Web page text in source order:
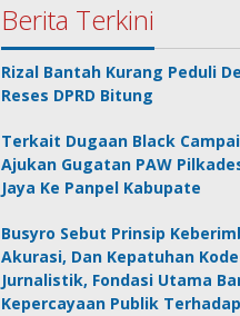
Berita Terkini
Rizal Bantah Kurang Peduli
Reses DPRD Bitung
Terkait Dugaan Black
Ajukan Gugatan PAW
Jaya Ke Panpel Kabupate
Busyro Sebut Prinsip
Akurasi, Dan Kepatuhan
Jurnalistik, Fondasi Utama
Kepercayaan Publik